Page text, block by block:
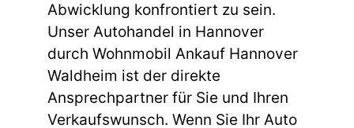
Abwicklung konfrontiert zu sein.
Unser Autohandel in Hannover
durch Wohnmobil Ankauf Hannover
Waldheim ist der direkte
Ansprechpartner für Sie und Ihren
Verkaufswunsch. Wenn Sie Ihr Auto